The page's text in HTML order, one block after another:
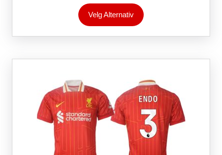
Velg Alternativ
produktet
flere
Alternativene
velges
på
produktsiden